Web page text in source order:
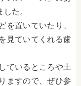
た。
を置いていたり、
見ていてくれる歯
ているところや土
ますので、ぜひ参